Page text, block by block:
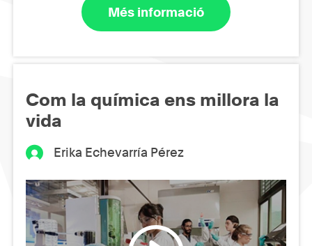
Més informació
Com la química ens millora la
vida
Erika Echevarría Pérez